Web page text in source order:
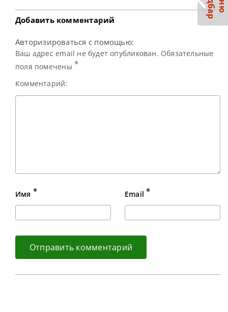
полуфинал
Добавить комментарий
Авторизироваться с помощью:
Ваш адрес email не будет опубликован. Обязательные
поля помечены *
Комментарий:
Имя * Email *